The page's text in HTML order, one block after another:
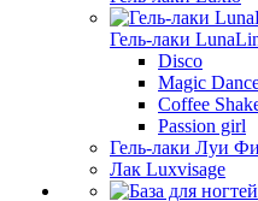
Гель-лаки
Disco
Magic
Coffee
Passion girl
Гель-лаки Луи
Лак Luxvisage